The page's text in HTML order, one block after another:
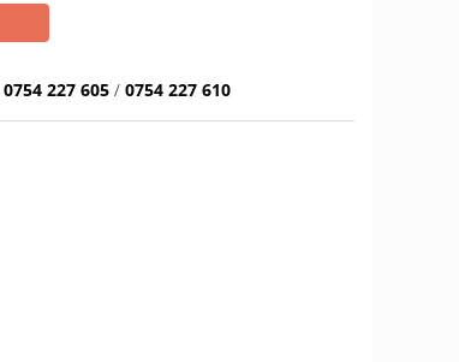
0754 227 605 / 0754 227 610